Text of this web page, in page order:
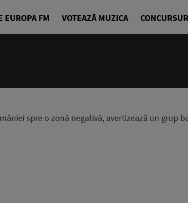
EUROPA FM VOTEAZĂ MUZICA
spre o zonă negativă, avertizează un grup